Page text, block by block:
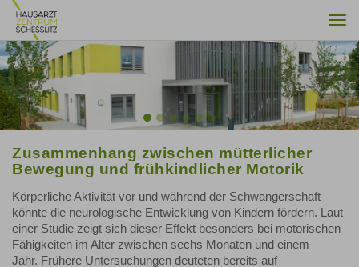
Previous
Zusammenhang zwischen mütterlicher
Bewegung und frühkindlicher Motorik
Körperliche Aktivität vor und während der Schwangerschaft
könnte die neurologische Entwicklung von Kindern fördern. Laut
einer Studie zeigt sich dieser Effekt besonders bei motorischen
Fähigkeiten im Alter zwischen sechs Monaten und einem
Jahr. Frühere Untersuchungen deuteten bereits auf